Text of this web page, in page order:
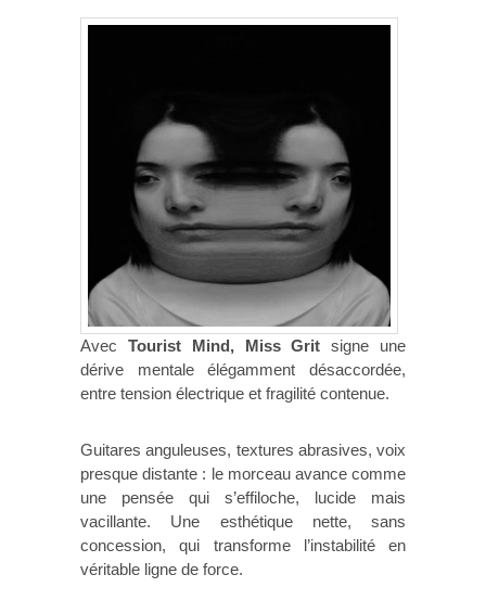
Avec Tourist Mind, Miss Grit signe une
dérive mentale élégamment désaccordée,
entre tension électrique et fragilité contenue.
Guitares anguleuses, textures abrasives, voix
presque distante : le morceau avance comme
une pensée qui s’effiloche, lucide mais
vacillante. Une esthétique nette, sans
concession, qui transforme l’instabilité en
véritable ligne de force.